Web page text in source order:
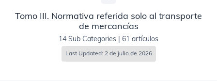
Tomo III. Normativa referida solo al transporte
de mercancías
14 Sub Categories 61 artículos
Last Updated: 2 de julio de 2026